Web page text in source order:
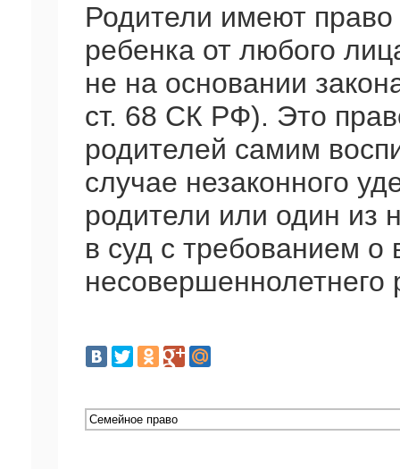
Родители имеют право
ребенка от любого
не на основании
ст. 68 СК РФ). Это
родителей самим
случае незаконного
родители или один из
в суд с требованием о
несовершеннолетнего